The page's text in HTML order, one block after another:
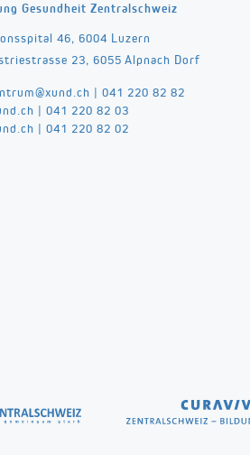
Gesundheit Zentralschweiz
46, 6004 Luzern
23, 6055 Alpnach Dorf
xund.ch | 041 220 82 82
| 041 220 82 03
| 041 220 82 02